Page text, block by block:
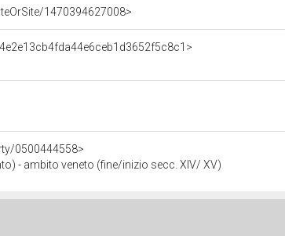
1470394627008>
0500444558>
- ambito veneto (fine/inizio secc. XIV/ XV)